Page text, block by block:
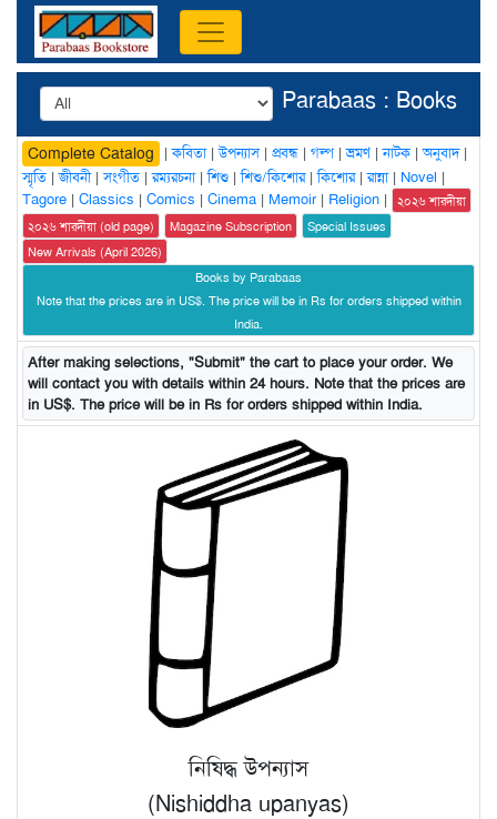
Parabaas : Books
Complete Catalog |কবিতা|উপন্যাস| প্রবন্ধ | গল্প |ভ্রমণ|নাটক |অনুবাদ|
স্মৃতি |জীবনী|সংগীত |রম্যরচনা|শিশু |শিশু/কিশোর|কিশোর|রান্না| Novel |
Tagore | Classics | Comics | Cinema | Memoir| Religion |
২০২৬ শারদীয়া
২০২৬ শারদীয়া (old page)
Magazine Subscription
Special Issues
New Arrivals (April 2026)
Books by Parabaas
Note that the prices are in US$. The price will be in Rs for orders shipped within
India.
After making selections, "Submit" the cart to place your order. We
will contact you with details within 24 hours. Note that the prices are
in US$. The price will be in Rs for orders shipped within India.
নিষিদ্ধ উপন্যাস
(Nishiddha upanyas)